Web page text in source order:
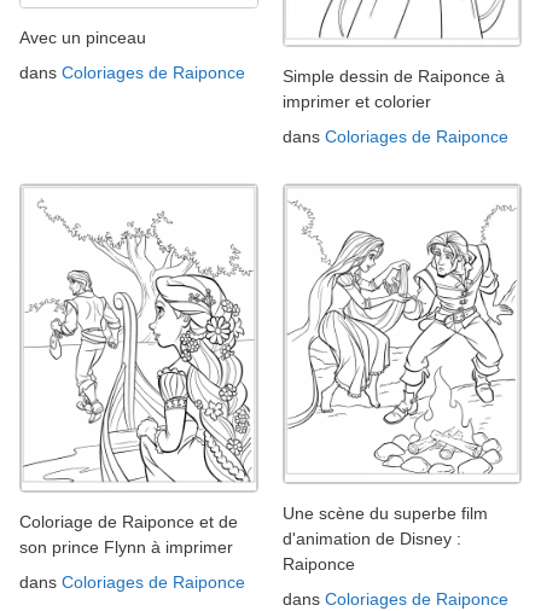
Avec un pinceau
dans Coloriages de Raiponce
Simple dessin de Raiponce à
imprimer et colorier
dans Coloriages de Raiponce
Coloriage de Raiponce et de
son prince Flynn à imprimer
dans Coloriages de Raiponce
Une scène du superbe film
d'animation de Disney :
Raiponce
dans Coloriages de Raiponce